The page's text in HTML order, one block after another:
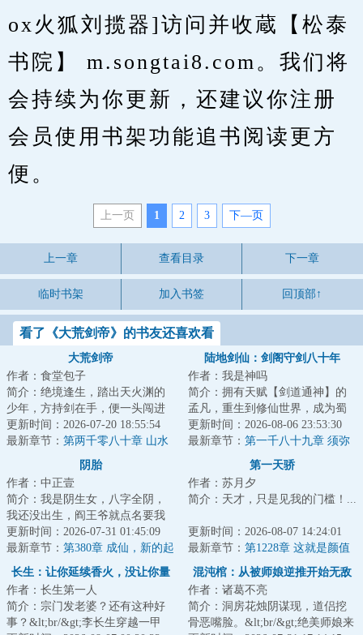
ox火狐刘揽器]访问并收蔵【松泰
书院】 m.songtai8.com。我们将
会持续为你更新，还建议你注册
会员使用书架功能追书阅读更方
便。
上一页 1 2 3 下—页
上一章 查看目录 下一章
临时书架 加入书签 回顶部↑
看了《大荒剑帝》的书友还喜欢看
大荒剑帝
作者：食堂包子
简介：绝境逢生，踏出天火渊的
少年，方持剑在手，便一头闯进
这场天地大劫！纵剑斩荆棘，苍
穹染血时，且斗...
更新时间：2026-07-20 18:55:54
最新章节： 第两千零八十章 山水
陆地剑仙：剑阁守剑八十年
作者：我是神吗
简介：拥有天赋【剑道通神】的
孟凡，重生到修仙世界，成为蜀
山剑派的剑阁守剑人。触摸到“七
星剑”，获得...
更新时间：2026-08-06 23:53:30
最新章节： 第一千八十九章 须弥
阴胎
作者：中正壹
简介：我是阴生女，八字全阴，
我还没出生，阎王爷就点名要我
的命！&lt;br/&gt;&lt;br/&gt;我爷
爷和我爹为...
更新时间：2026-07-31 01:45:09
最新章节： 第380章 成仙，新的起
点
第一天骄
作者：苏月夕
简介：天才，只是见我的门槛！...
更新时间：2026-08-07 14:24:01
最新章节： 第1228章 这就是颜值
即正义吗？
长生：让你延续香火，没让你量
产仙帝！
作者：长生第一人
简介：宗门发老婆？还有这种好
事？&lt;br/&gt;李长生穿越一甲
混沌棺：从被师娘逆推开始无敌
作者：诸葛不亮
简介：洞房花烛阴谋现，道侣挖
骨恶嘴脸。&lt;br/&gt;绝美师娘来